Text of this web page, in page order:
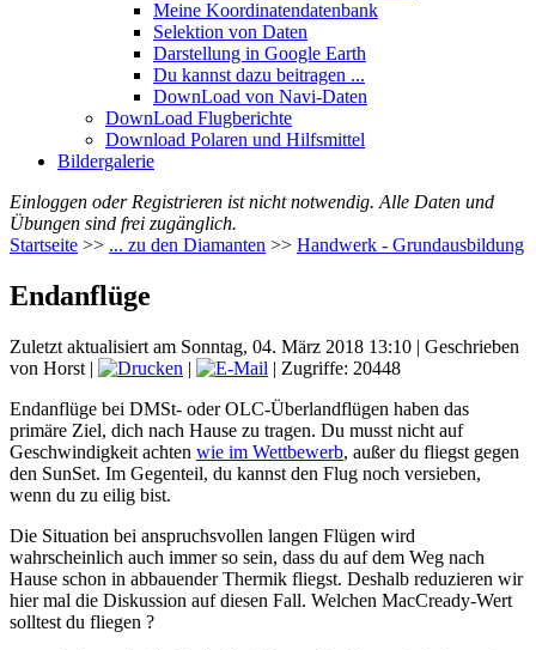
Meine Koordinatendatenbank
Selektion von Daten
Darstellung in Google Earth
Du kannst dazu beitragen ...
DownLoad von Navi-Daten
DownLoad Flugberichte
Download Polaren und Hilfsmittel
Bildergalerie
Einloggen oder Registrieren ist nicht notwendig. Alle Daten und
Übungen sind frei zugänglich.
Startseite >> ... zu den Diamanten >> Handwerk - Grundausbildung
Endanflüge
Zuletzt aktualisiert am Sonntag, 04. März 2018 13:10 | Geschrieben
von Horst | |
| Zugriffe: 20448
Endanflüge bei DMSt- oder OLC-Überlandflügen haben das
primäre Ziel, dich nach Hause zu tragen. Du musst nicht auf
Geschwindigkeit achten wie im Wettbewerb, außer du fliegst gegen
den SunSet. Im Gegenteil, du kannst den Flug noch versieben,
wenn du zu eilig bist.
Die Situation bei anspruchsvollen langen Flügen wird
wahrscheinlich auch immer so sein, dass du auf dem Weg nach
Hause schon in abbauender Thermik fliegst. Deshalb reduzieren wir
hier mal die Diskussion auf diesen Fall. Welchen MacCready-Wert
solltest du fliegen ?